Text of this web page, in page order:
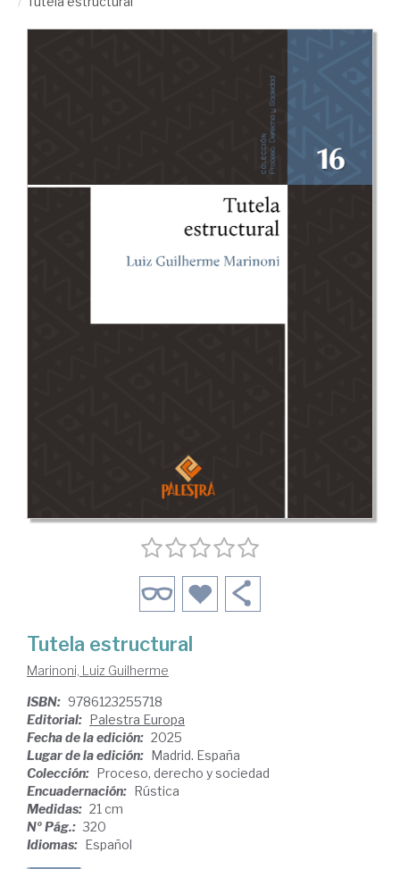
Tutela estructural
Marinoni, Luiz Guilherme
ISBN: 9786123255718
Editorial: Palestra Europa
Fecha de la edición: 2025
Lugar de la edición: Madrid. España
Colección: Proceso, derecho y sociedad
Encuadernación: Rústica
Medidas: 21 cm
Nº Pág.: 320
Idiomas: Español